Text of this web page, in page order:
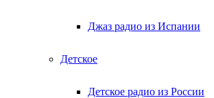
Джаз радио из Испании
Детское
Детское радио из России